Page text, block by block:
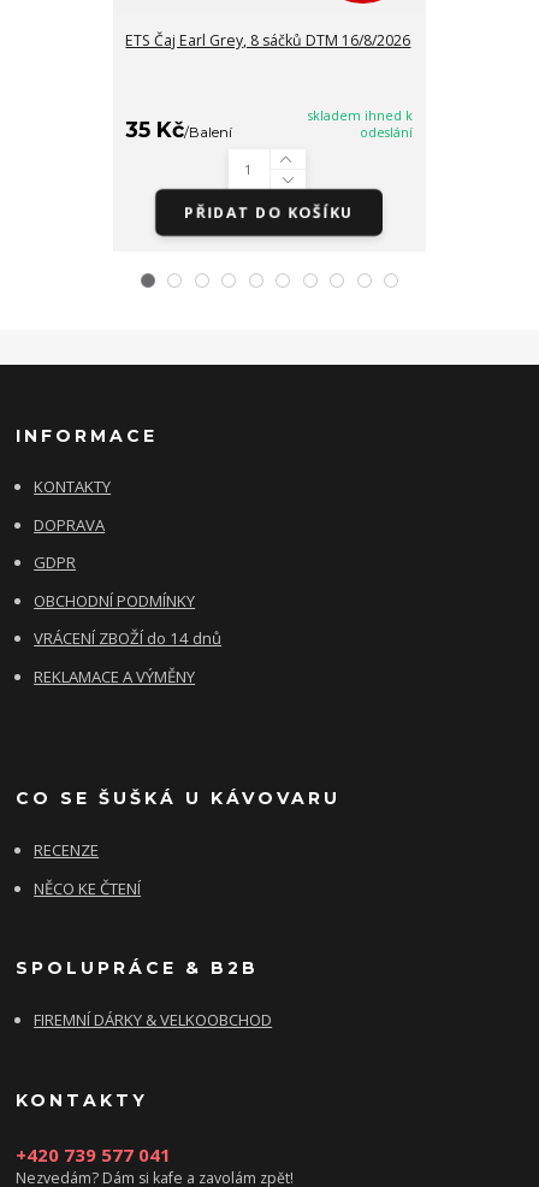
ETS Čaj Earl Grey, 8 sáčků DTM 16/8/2026
35 Kč/Balení
skladem ihned k
odeslání
PŘIDAT DO KOŠÍKU
INFORMACE
KONTAKTY
DOPRAVA
GDPR
OBCHODNÍ PODMÍNKY
VRÁCENÍ ZBOŽÍ do 14 dnů
REKLAMACE A VÝMĚNY
CO SE ŠUŠKÁ U KÁVOVARU
RECENZE
NĚCO KE ČTENÍ
SPOLUPRÁCE & B2B
FIREMNÍ DÁRKY & VELKOOBCHOD
KONTAKTY
+420 739 577 041
Nezvedám? Dám si kafe a zavolám zpět!